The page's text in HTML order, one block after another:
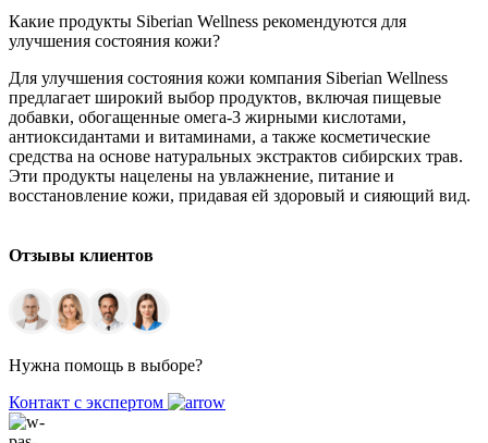
Какие продукты Siberian Wellness рекомендуются для
улучшения состояния кожи?
Для улучшения состояния кожи компания Siberian Wellness
предлагает широкий выбор продуктов, включая пищевые
добавки, обогащенные омега-3 жирными кислотами,
антиоксидантами и витаминами, а также косметические
средства на основе натуральных экстрактов сибирских трав.
Эти продукты нацелены на увлажнение, питание и
восстановление кожи, придавая ей здоровый и сияющий вид.
Отзывы клиентов
Нужна помощь в выборе?
Контакт с экспертом